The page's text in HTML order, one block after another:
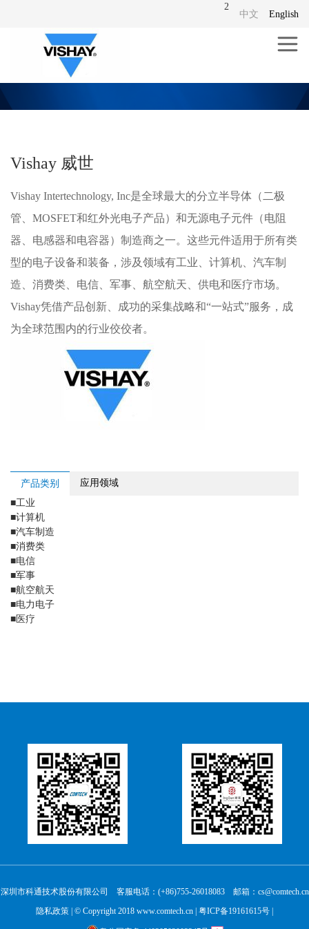
English
中文
2
Vishay 威世
Vishay Intertechnology, Inc是全球最大的分立半导体（二极
管、MOSFET和红外光电子产品）和无源电子元件（电阻
器、电感器和电容器）制造商之一。这些元件适用于所有类
型的电子设备和装备，涉及领域有工业、计算机、汽车制
造、消费类、电信、军事、航空航天、供电和医疗市场。
Vishay凭借产品创新、成功的采集战略和“一站式”服务，成
为全球范围内的行业佼佼者。
产品类别 应用领域
■工业
■计算机
■汽车制造
■消费类
■电信
■军事
■航空航天
■电力电子
■ 医疗
深圳市科通技术股份有限公司 客服电话：(+86)755-26018083 邮箱：cs@comtech.cn
隐私政策 | © Copyright 2018 www.comtech.cn | 粤ICP备19161615号